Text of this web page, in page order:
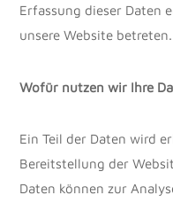
Erfassung dieser Daten
unsere Website betreten.
Wofür nutzen wir Ihre
Ein Teil der Daten wird
Bereitstellung der
Daten können zur